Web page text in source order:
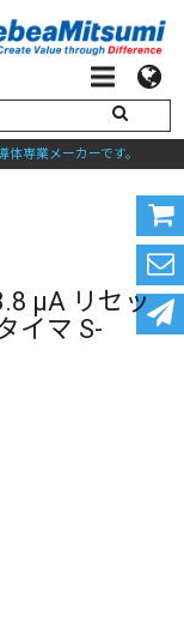
専業メーカーです。
μA リセッ
イマ S-